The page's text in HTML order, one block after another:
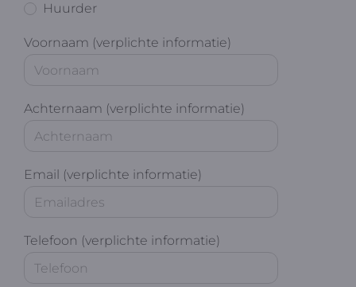
Huurder
Voornaam (verplichte informatie)
Achternaam (verplichte informatie)
Email (verplichte informatie)
Telefoon (verplichte informatie)